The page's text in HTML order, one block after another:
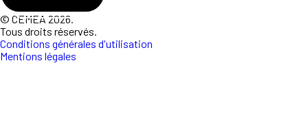
© CEMEA 2026.
Tous droits réservés.
Conditions générales d'utilisation
Mentions légales